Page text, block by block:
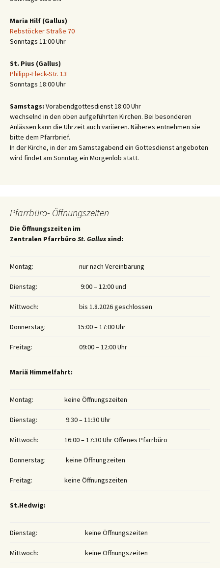
Maria Hilf (Gallus)
Rebstöcker Straße 70
Sonntags 11:00 Uhr
St. Pius (Gallus)
Philipp-Fleck-Str. 13
Sonntags 18:00 Uhr
Samstags: Vorabendgottesdienst 18:00 Uhr
wechselnd in den oben aufgeführten Kirchen. Bei besonderen
Anlässen kann die Uhrzeit auch variieren. Näheres entnehmen sie
bitte dem Pfarrbrief.
In der Kirche, in der am Samstagabend ein Gottesdienst angeboten
wird findet am Sonntag ein Morgenlob statt.
Pfarrbüro- Öffnungszeiten
Die Öffnungszeiten im
Zentralen Pfarrbüro St. Gallus sind:
Montag: nur nach Vereinbarung
Dienstag: 9:00 – 12:00 und
Mittwoch: bis 1.8.2026 geschlossen
Donnerstag: 15:00 – 17:00 Uhr
Freitag: 09:00 – 12:00 Uhr
Mariä Himmelfahrt:
Montag: keine Öffnungszeiten
Dienstag: 9:30 – 11:30 Uhr
Mittwoch: 16:00 – 17:30 Uhr Offenes Pfarrbüro
Donnerstag: keine Öffnungzeiten
Freitag: keine Öffnungszeiten
St.Hedwig:
Dienstag: keine Öffnungszeiten
Mittwoch: keine Öffnungszeiten